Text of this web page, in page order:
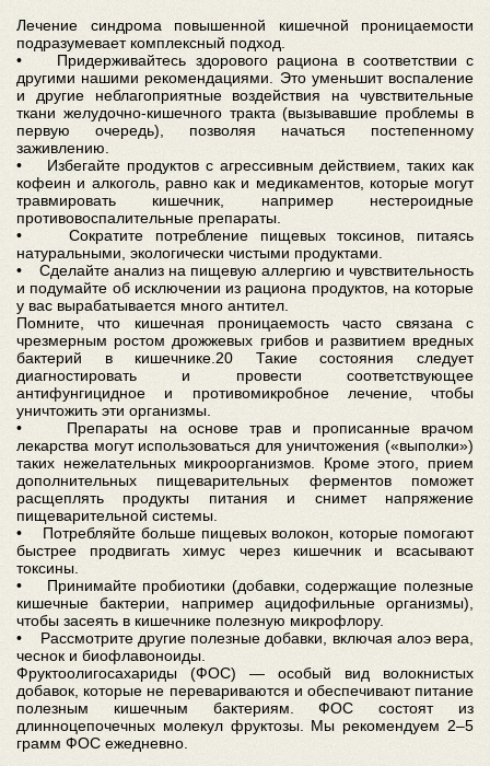
Лечение синдрома повышенной кишечной проницаемости
подразумевает комплексный подход.
• Придерживайтесь здорового рациона в соответствии с
другими нашими рекомендациями. Это уменьшит воспаление
и другие неблагоприятные воздействия на чувствительные
ткани желудочно-кишечного тракта (вызывавшие проблемы в
первую очередь), позволяя начаться постепенному
заживлению.
• Избегайте продуктов с агрессивным действием, таких как
кофеин и алкоголь, равно как и медикаментов, которые могут
травмировать кишечник, например нестероидные
противовоспалительные препараты.
• Сократите потребление пищевых токсинов, питаясь
натуральными, экологически чистыми продуктами.
• Сделайте анализ на пищевую аллергию и чувствительность
и подумайте об исключении из рациона продуктов, на которые
у вас вырабатывается много антител.
Помните, что кишечная проницаемость часто связана с
чрезмерным ростом дрожжевых грибов и развитием вредных
бактерий в кишечнике.20 Такие состояния следует
диагностировать и провести соответствующее
антифунгицидное и противомикробное лечение, чтобы
уничтожить эти организмы.
• Препараты на основе трав и прописанные врачом
лекарства могут использоваться для уничтожения («выполки»)
таких нежелательных микроорганизмов. Кроме этого, прием
дополнительных пищеварительных ферментов поможет
расщеплять продукты питания и снимет напряжение
пищеварительной системы.
• Потребляйте больше пищевых волокон, которые помогают
быстрее продвигать химус через кишечник и всасывают
токсины.
• Принимайте пробиотики (добавки, содержащие полезные
кишечные бактерии, например ацидофильные организмы),
чтобы засеять в кишечнике полезную микрофлору.
• Рассмотрите другие полезные добавки, включая алоэ вера,
чеснок и биофлавоноиды.
Фруктоолигосахариды (ФОС) — особый вид волокнистых
добавок, которые не перевариваются и обеспечивают питание
полезным кишечным бактериям. ФОС состоят из
длинноцепочечных молекул фруктозы. Мы рекомендуем 2–5
грамм ФОС ежедневно.